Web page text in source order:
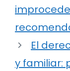
El
y familiar: